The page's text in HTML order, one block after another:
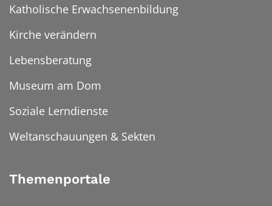
Katholische Erwachsenenbildung
Kirche verändern
Lebensberatung
Museum am Dom
Soziale Lerndienste
Weltanschauungen & Sekten
Themenportale